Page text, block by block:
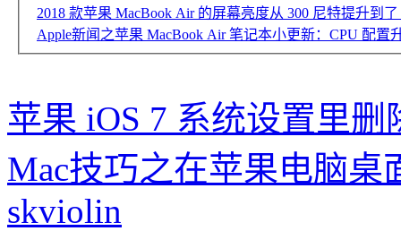
2018 款苹果 MacBook Air 的屏幕亮度从 300 尼特提升到了
Apple新闻之苹果 MacBook Air 笔记本小更新：CPU 配置
苹果 iOS 7 系统设置里
Mac技巧之在苹果电脑桌
skviolin